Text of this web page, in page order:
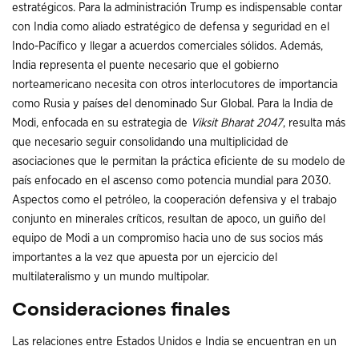
estratégicos. Para la administración Trump es indispensable contar
con India como aliado estratégico de defensa y seguridad en el
Indo-Pacífico y llegar a acuerdos comerciales sólidos. Además,
India representa el puente necesario que el gobierno
norteamericano necesita con otros interlocutores de importancia
como Rusia y países del denominado Sur Global. Para la India de
Modi, enfocada en su estrategia de Viksit Bharat 2047, resulta más
que necesario seguir consolidando una multiplicidad de
asociaciones que le permitan la práctica eficiente de su modelo de
país enfocado en el ascenso como potencia mundial para 2030.
Aspectos como el petróleo, la cooperación defensiva y el trabajo
conjunto en minerales críticos, resultan de apoco, un guiño del
equipo de Modi a un compromiso hacia uno de sus socios más
importantes a la vez que apuesta por un ejercicio del
multilateralismo y un mundo multipolar.
Consideraciones finales
Las relaciones entre Estados Unidos e India se encuentran en un